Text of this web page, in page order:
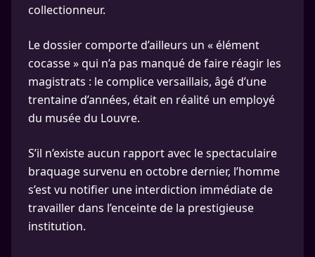
collectionneur.
Le dossier comporte d’ailleurs un « élément
cocasse » qui n’a pas manqué de faire réagir les
magistrats : le complice versaillais, âgé d’une
trentaine d’années, était en réalité un employé
du musée du Louvre.
S’il n’existe aucun rapport avec le spectaculaire
braquage survenu en octobre dernier, l’homme
s’est vu notifier une interdiction immédiate de
travailler dans l’enceinte de la prestigieuse
institution.